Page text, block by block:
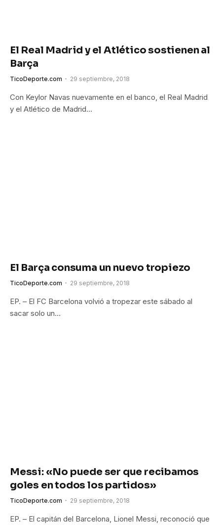
El Real Madrid y el Atlético sostienen al
Barça
TicoDeporte.com 29 septiembre, 2018
Con Keylor Navas nuevamente en el banco, el Real Madrid
y el Atlético de Madrid…
El Barça consuma un nuevo tropiezo
TicoDeporte.com 29 septiembre, 2018
EP. – El FC Barcelona volvió a tropezar este sábado al
sacar solo un…
Messi: «No puede ser que recibamos
goles en todos los partidos»
TicoDeporte.com 29 septiembre, 2018
EP. – El capitán del Barcelona, Lionel Messi, reconoció que